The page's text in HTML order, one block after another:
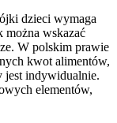
dzieci wymaga
można wskazać
W polskim prawie
kwot alimentów,
jest indywidualnie.
elementów,